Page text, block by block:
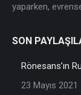
yaparken,
SON
Rönesans’ın
23 Mayıs 2021